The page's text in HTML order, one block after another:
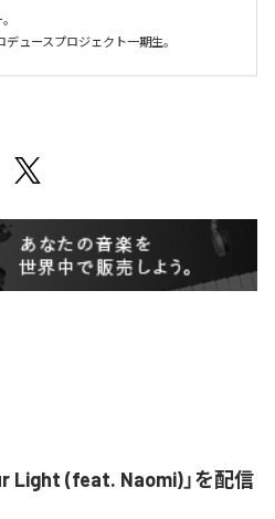
ュースプロジェクト一期生。
Light (feat. Naomi)」を配信